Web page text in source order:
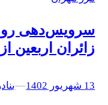
زائران اربعین
13 شهریور 1402 –
–